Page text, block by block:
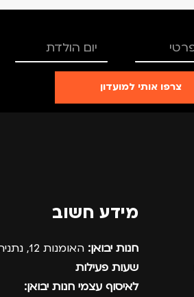
צרפו אותי למועדון
מידע חשוב
חנות יבואן: האומנות 12, נתניה.
שעות פעילות
לאיסוף עצמי חנות יבואן: